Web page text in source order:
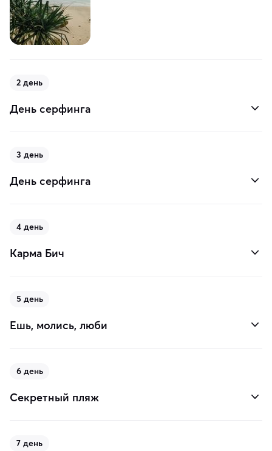
2 день
День серфинга
3 день
День серфинга
4 день
Карма Бич
5 день
Ешь, молись, люби
6 день
Секретный пляж
7 день